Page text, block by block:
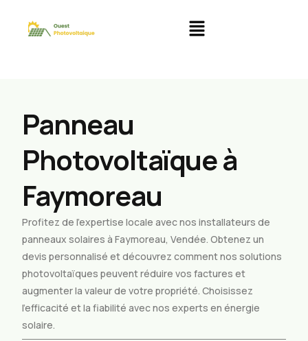
Panneau
Photovoltaïque à
Faymoreau
Profitez de l’expertise locale avec nos installateurs de
panneaux solaires à Faymoreau, Vendée. Obtenez un
devis personnalisé et découvrez comment nos solutions
photovoltaïques peuvent réduire vos factures et
augmenter la valeur de votre propriété. Choisissez
l’efficacité et la fiabilité avec nos experts en énergie
solaire.